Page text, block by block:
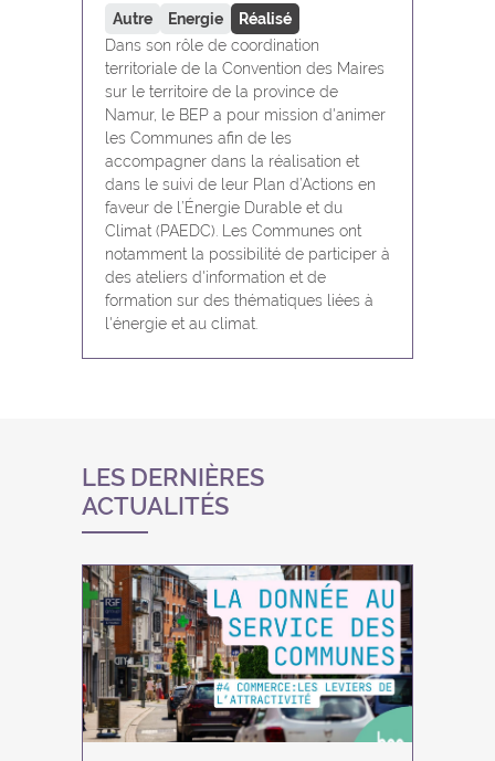
Autre Energie
Réalisé
Dans son rôle de coordination
territoriale de la Convention des Maires
sur le territoire de la province de
Namur, le BEP a pour mission d'animer
les Communes afin de les
accompagner dans la réalisation et
dans le suivi de leur Plan d’Actions en
faveur de l’Énergie Durable et du
Climat (PAEDC). Les Communes ont
notamment la possibilité de participer à
des ateliers d'information et de
formation sur des thématiques liées à
l'énergie et au climat.
LES DERNIÈRES
ACTUALITÉS